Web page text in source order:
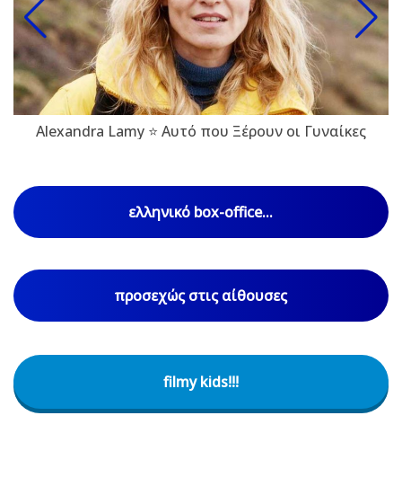
Alexandra Lamy ⭐ Αυτό που Ξέρουν οι Γυναίκες
ελληνικό box-office...
προσεχώς στις αίθουσες
filmy kids!!!